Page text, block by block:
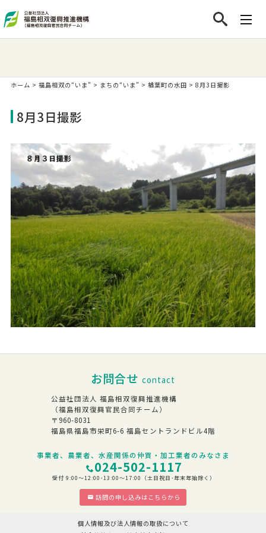
ホーム > 福島相双の“いま” > まちの“いま” > 楢葉町の水田 > 8月3日撮影
8月3日撮影
お問合せ contact
公益社団法人 福島相双復興推進機構
（福島相双復興官民合同チーム）
〒960-8031
福島県福島市栄町6-6 福島セントランドビル4階
事業者、農業者、水産関係の仲買・加工業者のみなさま
024-502-1117
受付 9:00～12:00･13:00～17:00（土日祝日･年末年始除く）
訪問の申し込みはこちらから
個人情報及び法人情報の取扱について